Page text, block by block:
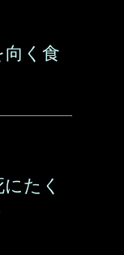
向く食
たく